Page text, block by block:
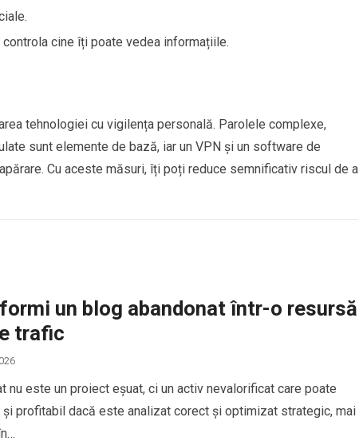
cine îți poate vedea informațiile.
tehnologiei cu vigilența personală. Parolele complexe,
sunt elemente de bază, iar un VPN și un software de
Cu aceste măsuri, îți poți reduce semnificativ riscul de a
un blog abandonat într-o resursă
trafic
nu este un proiect eșuat, ci un activ nevalorificat care poate
profitabil dacă este analizat corect și optimizat strategic, mai